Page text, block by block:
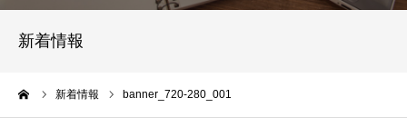
新着情報
新着情報 banner_720-280_001
お問い合わせ